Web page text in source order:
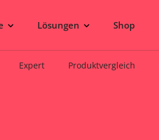
Lösungen Shop
Expert Produktvergleich